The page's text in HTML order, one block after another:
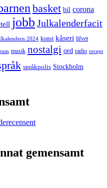
basket bil corona
jobb Julkalenderfacit
2024 konst kåseri lifvet
musik nostalgi ord radio recept
språkpolis Stockholm
gemensamt